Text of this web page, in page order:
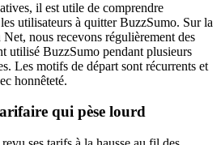
il est utile de comprendre
utilisateurs à quitter BuzzSumo. Sur la
nous recevons régulièrement des
utilisé BuzzSumo pendant plusieurs
Les motifs de départ sont récurrents et
honnêteté.
qui pèse lourd